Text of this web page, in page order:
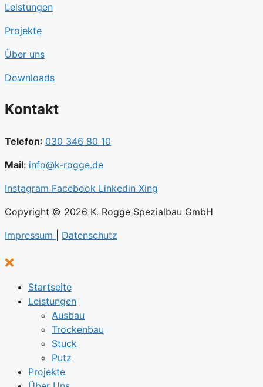
Leistungen
Projekte
Über uns
Downloads
Kontakt
Telefon: 030 346 80 10
Mail: info@k-rogge.de
Instagram Facebook Linkedin Xing
Copyright © 2026 K. Rogge Spezialbau GmbH
Impressum
Datenschutz
Startseite
Leistungen
Ausbau
Trockenbau
Stuck
Putz
Projekte